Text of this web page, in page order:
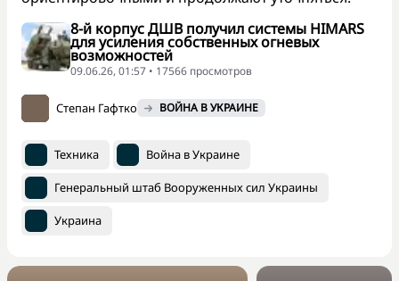
8-й корпус ДШВ получил системы HIMARS
для усиления собственных огневых
возможностей
09.06.26, 01:57 • 17566 просмотров
Степан Гафтко ВОЙНА В УКРАИНЕ
Техника Война в Украине
Генеральный штаб Вооруженных сил Украины
Украина